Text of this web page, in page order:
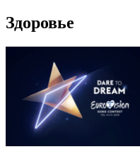
Здоровье